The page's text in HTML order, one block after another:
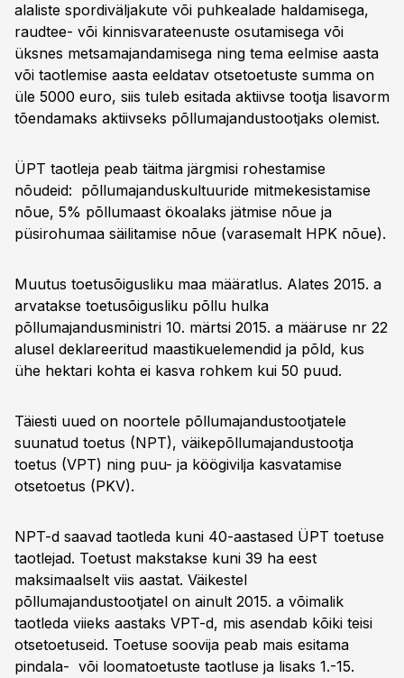
alaliste spordiväljakute või puhkealade haldamisega,
raudtee- või kinnisvarateenuste osutamisega või
üksnes metsamajandamisega ning tema eelmise aasta
või taotlemise aasta eeldatav otsetoetuste summa on
üle 5000 euro, siis tuleb esitada aktiivse tootja lisavorm
tõendamaks aktiivseks põllumajandustootjaks olemist.
ÜPT taotleja peab täitma järgmisi rohestamise
nõudeid: põllumajanduskultuuride mitmekesistamise
nõue, 5% põllumaast ökoalaks jätmise nõue ja
püsirohumaa säilitamise nõue (varasemalt HPK nõue).
Muutus toetusõigusliku maa määratlus. Alates 2015. a
arvatakse toetusõigusliku põllu hulka
põllumajandusministri 10. märtsi 2015. a määruse nr 22
alusel deklareeritud maastikuelemendid ja põld, kus
ühe hektari kohta ei kasva rohkem kui 50 puud.
Täiesti uued on noortele põllumajandustootjatele
suunatud toetus (NPT), väikepõllumajandustootja
toetus (VPT) ning puu- ja köögivilja kasvatamise
otsetoetus (PKV).
NPT-d saavad taotleda kuni 40-aastased ÜPT toetuse
taotlejad. Toetust makstakse kuni 39 ha eest
maksimaalselt viis aastat. Väikestel
põllumajandustootjatel on ainult 2015. a võimalik
taotleda viieks aastaks VPT-d, mis asendab kõiki teisi
otsetoetuseid. Toetuse soovija peab mais esitama
pindala- või loomatoetuste taotluse ja lisaks 1.-15.